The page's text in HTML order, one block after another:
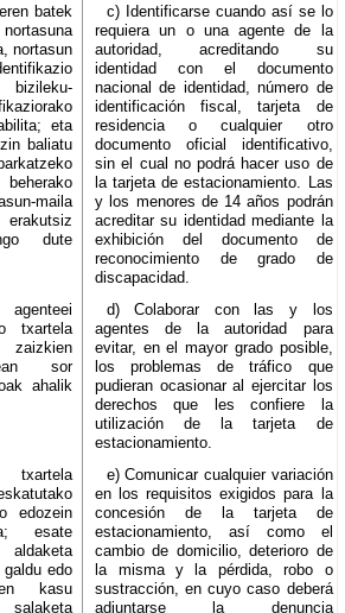
batek
nortasun
eta
baliatu
maila
dute
c) Identificarse cuando así se lo
requiera un o una agente de la
autoridad, acreditando su
identidad con el documento
nacional de identidad, número de
identificación fiscal, tarjeta de
residencia o cualquier otro
documento oficial identificativo,
sin el cual no podrá hacer uso de
la tarjeta de estacionamiento. Las
y los menores de 14 años podrán
acreditar su identidad mediante la
exhibición del documento de
reconocimiento de grado de
discapacidad.
txartela
sor
ahalik
d) Colaborar con las y los
agentes de la autoridad para
evitar, en el mayor grado posible,
los problemas de tráfico que
pudieran ocasionar al ejercitar los
derechos que les confiere la
utilización de la tarjeta de
estacionamiento.
edozein
esate
aldaketa
edo
kasu
e) Comunicar cualquier variación
en los requisitos exigidos para la
concesión de la tarjeta de
estacionamiento, así como el
cambio de domicilio, deterioro de
la misma y la pérdida, robo o
sustracción, en cuyo caso deberá
adjuntarse la denuncia